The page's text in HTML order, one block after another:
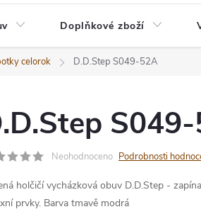
Doplňkové zboží
celorok D.D.Step S049-52A
Neohodnoceno Podrobnosti
holčičí vycházková obuv D.D.Step -
prvky. Barva tmavě modrá